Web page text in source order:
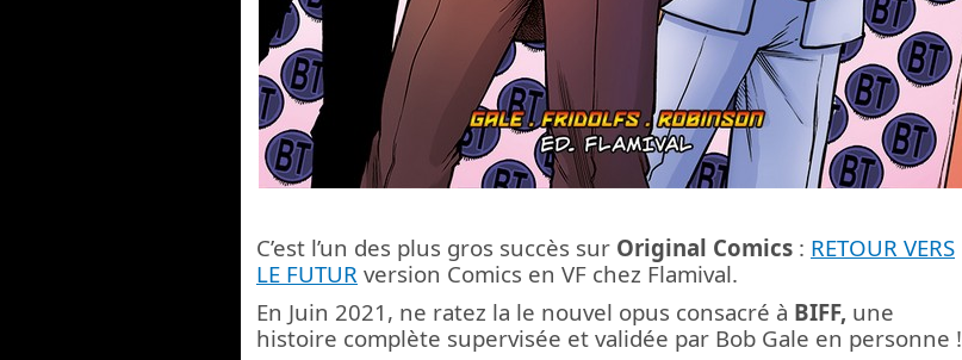
C’est l’un des plus gros succès sur Original Comics : RETOUR VERS
LE FUTUR version Comics en VF chez Flamival.
En Juin 2021, ne ratez la le nouvel opus consacré à BIFF, une
histoire complète supervisée et validée par Bob Gale en personne !